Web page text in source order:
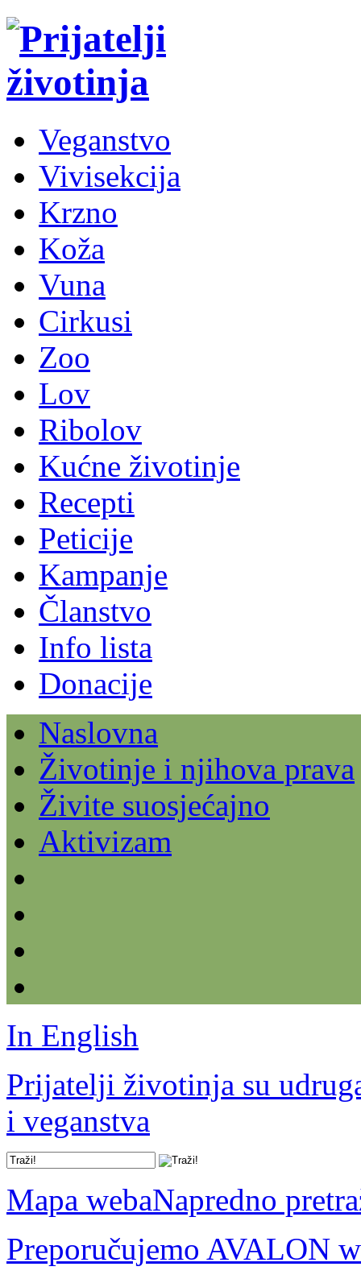
Veganstvo
Vivisekcija
Krzno
Koža
Vuna
Cirkusi
Zoo
Lov
Ribolov
Kućne životinje
Recepti
Peticije
Kampanje
Članstvo
Info lista
Donacije
Naslovna
Životinje i njihova prava
Živite suosjećajno
Aktivizam
In English
Prijatelji životinja su
i veganstva
Mapa webaNapredno
Preporučujemo AVALON